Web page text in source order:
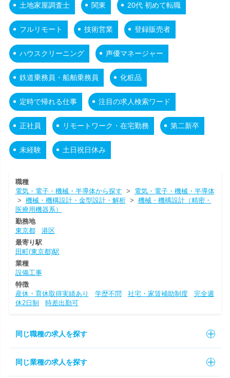
土地家屋調査士 関東 20代 初めて転職
フルリモート 技術営業 登録販売者
ハウスクリーニング 声優マネージャー
鉄道乗務員・船舶乗務員 化粧品
定時で帰れる仕事 注目の求人検索ワード
正社員 リモートワーク・在宅勤務 第二新卒
未経験 土日祝日休み
職種
電気・電子・機械・半導体から探す > 電気・電子・機械・半導体
> 機械・機構設計・金型設計・解析> 機械・機構設計（精密・
医療用機器系）
勤務地
東京都
港区
最寄り駅
田町(東京都)駅
業種
設備工事
特徴
産休・育休取得実績あり
学歴不問 社宅・家賃補助制度
完全週
休2日制
時差出勤可
同じ職種の求人を探す
同じ業種の求人を探す